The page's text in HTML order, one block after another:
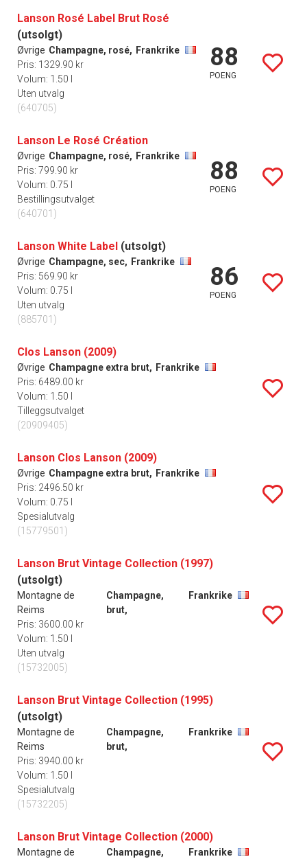
Lanson Rosé Label Brut Rosé
(utsolgt)
Øvrige Champagne, rosé, Frankrike
Pris: 1329.90 kr
Volum: 1.50 l
Uten utvalg
(640705)
88
POENG
Lanson Le Rosé Création
Øvrige Champagne, rosé, Frankrike
Pris: 799.90 kr
Volum: 0.75 l
Bestillingsutvalget
(640701)
88
POENG
Lanson White Label (utsolgt)
Øvrige Champagne, sec, Frankrike
Pris: 569.90 kr
Volum: 0.75 l
Uten utvalg
(885701)
86
POENG
Clos Lanson (2009)
Øvrige Champagne extra brut, Frankrike
Pris: 6489.00 kr
Volum: 1.50 l
Tilleggsutvalget
(20909405)
Lanson Clos Lanson (2009)
Øvrige Champagne extra brut, Frankrike
Pris: 2496.50 kr
Volum: 0.75 l
Spesialutvalg
(15779501)
Lanson Brut Vintage Collection (1997)
(utsolgt)
Montagne de
Reims
Champagne,
brut,
Frankrike
Pris: 3600.00 kr
Volum: 1.50 l
Uten utvalg
(15732005)
Lanson Brut Vintage Collection (1995)
(utsolgt)
Montagne de
Reims
Champagne,
brut,
Frankrike
Pris: 3940.00 kr
Volum: 1.50 l
Spesialutvalg
(15732205)
Lanson Brut Vintage Collection (2000)
Montagne de
Champagne,
Frankrike